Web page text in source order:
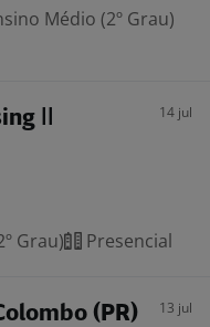
Médio (2º Grau)
||
14 jul
Grau) Presencial
(PR) 13 jul